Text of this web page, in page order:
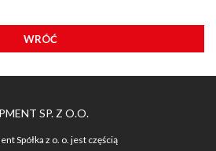
WRÓĆ
SP. Z O.O.
Spółka z o. o. jest częścią